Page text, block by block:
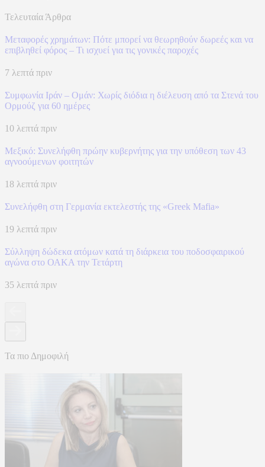
Τελευταία Άρθρα
Μεταφορές χρημάτων: Πότε μπορεί να θεωρηθούν δωρεές και να
επιβληθεί φόρος – Τι ισχυεί για τις γονικές παροχές
7 λεπτά πριν
Συμφωνία Ιράν – Ομάν: Χωρίς διόδια η διέλευση από τα Στενά του
Ορμούζ για 60 ημέρες
10 λεπτά πριν
Μεξικό: Συνελήφθη πρώην κυβερνήτης για την υπόθεση των 43
αγνοούμενων φοιτητών
18 λεπτά πριν
Συνελήφθη στη Γερμανία εκτελεστής της «Greek Mafia»
19 λεπτά πριν
Σύλληψη δώδεκα ατόμων κατά τη διάρκεια του ποδοσφαιρικού
αγώνα στο ΟΑΚΑ την Τετάρτη
35 λεπτά πριν
Τα πιο Δημοφιλή